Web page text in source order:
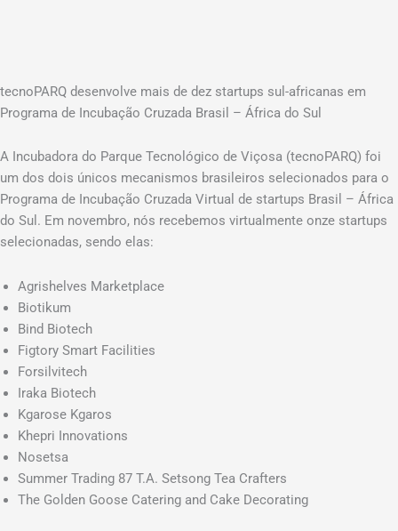
tecnoPARQ desenvolve mais de dez startups sul-africanas em
Programa de Incubação Cruzada Brasil – África do Sul
A Incubadora do Parque Tecnológico de Viçosa (tecnoPARQ) foi
um dos dois únicos mecanismos brasileiros selecionados para o
Programa de Incubação Cruzada Virtual de startups Brasil – África
do Sul. Em novembro, nós recebemos virtualmente onze startups
selecionadas, sendo elas:
Agrishelves Marketplace
Biotikum
Bind Biotech
Figtory Smart Facilities
Forsilvitech
Iraka Biotech
Kgarose Kgaros
Khepri Innovations
Nosetsa
Summer Trading 87 T.A. Setsong Tea Crafters
The Golden Goose Catering and Cake Decorating